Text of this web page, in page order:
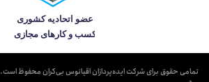
تمامی حقوق برای شرکت ایده‌پردازان اقیانوس بی‌کران محفوظ است.